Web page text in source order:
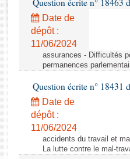
Rapports d'enquête
Rapports législatifs
Rapports sur l'application des
Baromètre de l’application des
Budget et sécurité sociale
Questions écrites et orales
Comptes rendus des débats
Question écrite n° 18463
Date de
dépôt :
11/06/2024
assurances - Difficultés
permanences
Question écrite n° 18431
Date de
dépôt :
11/06/2024
accidents du travail et
La lutte contre le mal-